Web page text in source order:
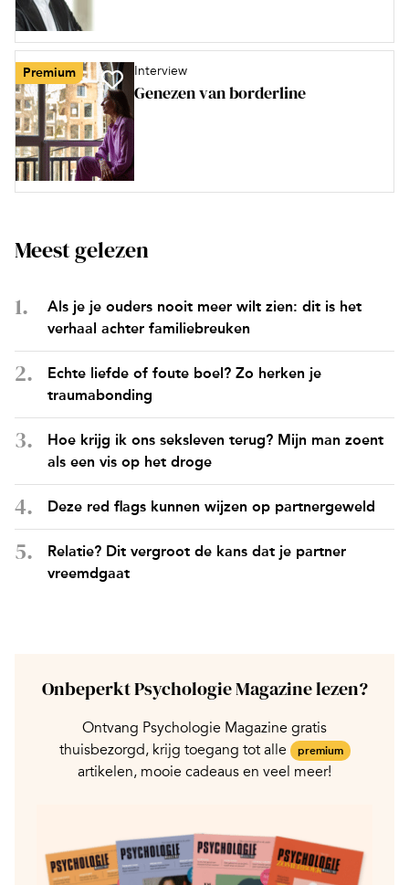
Premium Interview
Genezen van borderline
Meest gelezen
Als je je ouders nooit meer wilt zien: dit is het
verhaal achter familiebreuken
Echte liefde of foute boel? Zo herken je
traumabonding
Hoe krijg ik ons seksleven terug? Mijn man zoent
als een vis op het droge
Deze red flags kunnen wijzen op partnergeweld
Relatie? Dit vergroot de kans dat je partner
vreemdgaat
Onbeperkt Psychologie Magazine lezen?
Ontvang Psychologie Magazine gratis
thuisbezorgd, krijg toegang tot alle
premium
artikelen, mooie cadeaus en veel meer!